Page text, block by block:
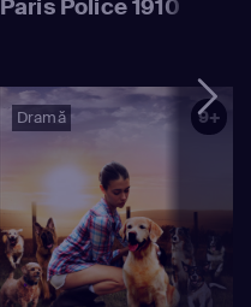
Paris Police 1910
Dramă 9+